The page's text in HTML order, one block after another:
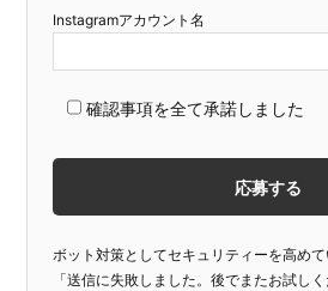
Instagramアカウント名
確認事項を全て承諾しました
ボット対策としてセキュリティーを高め
「送信に失敗しました。後でまたお試しく